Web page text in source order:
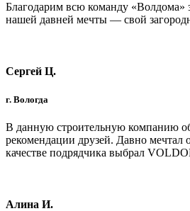
Благодарим всю команду «Волдома»
нашей давней мечты — свой
Сергей Ц.
г. Вологда
В данную строительную компанию
рекомендации друзей. Давно мечтал
качестве подрядчика выбрал
Алина И.